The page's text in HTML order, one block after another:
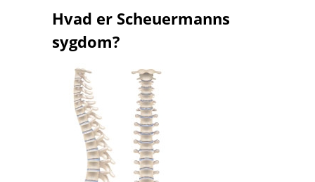
Hvad er Scheuermanns
sygdom?